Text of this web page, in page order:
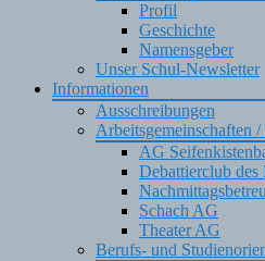
Profil
Geschichte
Namensgeber
Unser Schul-Newsletter
Informationen
Ausschreibungen
Arbeitsgemeinschaften
AG
Debattierclub
Schach AG
Theater AG
Berufs- und